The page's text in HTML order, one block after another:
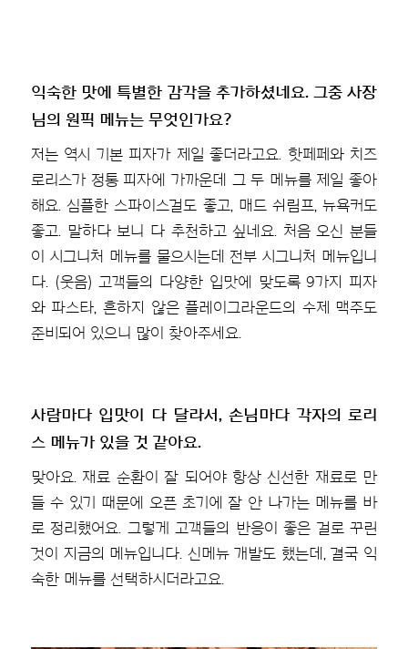
익숙한 맛에 특별한 감각을 추가하셨네요. 그중 사장
님의 원픽 메뉴는 무엇인가요?
저는 역시 기본 피자가 제일 좋더라고요. 핫페페와 치즈
로리스가 정통 피자에 가까운데 그 두 메뉴를 제일 좋아
해요. 심플한 스파이스걸도 좋고, 매드 쉬림프, 뉴욕커도
좋고. 말하다 보니 다 추천하고 싶네요. 처음 오신 분들
이 시그니처 메뉴를 물으시는데 전부 시그니처 메뉴입니
다. (웃음) 고객들의 다양한 입맛에 맞도록 9가지 피자
와 파스타, 흔하지 않은 플레이그라운드의 수제 맥주도
준비되어 있으니 많이 찾아주세요.
사람마다 입맛이 다 달라서, 손님마다 각자의 로리
스 메뉴가 있을 것 같아요.
맞아요. 재료 순환이 잘 되어야 항상 신선한 재료로 만
들 수 있기 때문에 오픈 초기에 잘 안 나가는 메뉴를 바
로 정리했어요. 그렇게 고객들의 반응이 좋은 걸로 꾸린
것이 지금의 메뉴입니다. 신메뉴 개발도 했는데, 결국 익
숙한 메뉴를 선택하시더라고요.